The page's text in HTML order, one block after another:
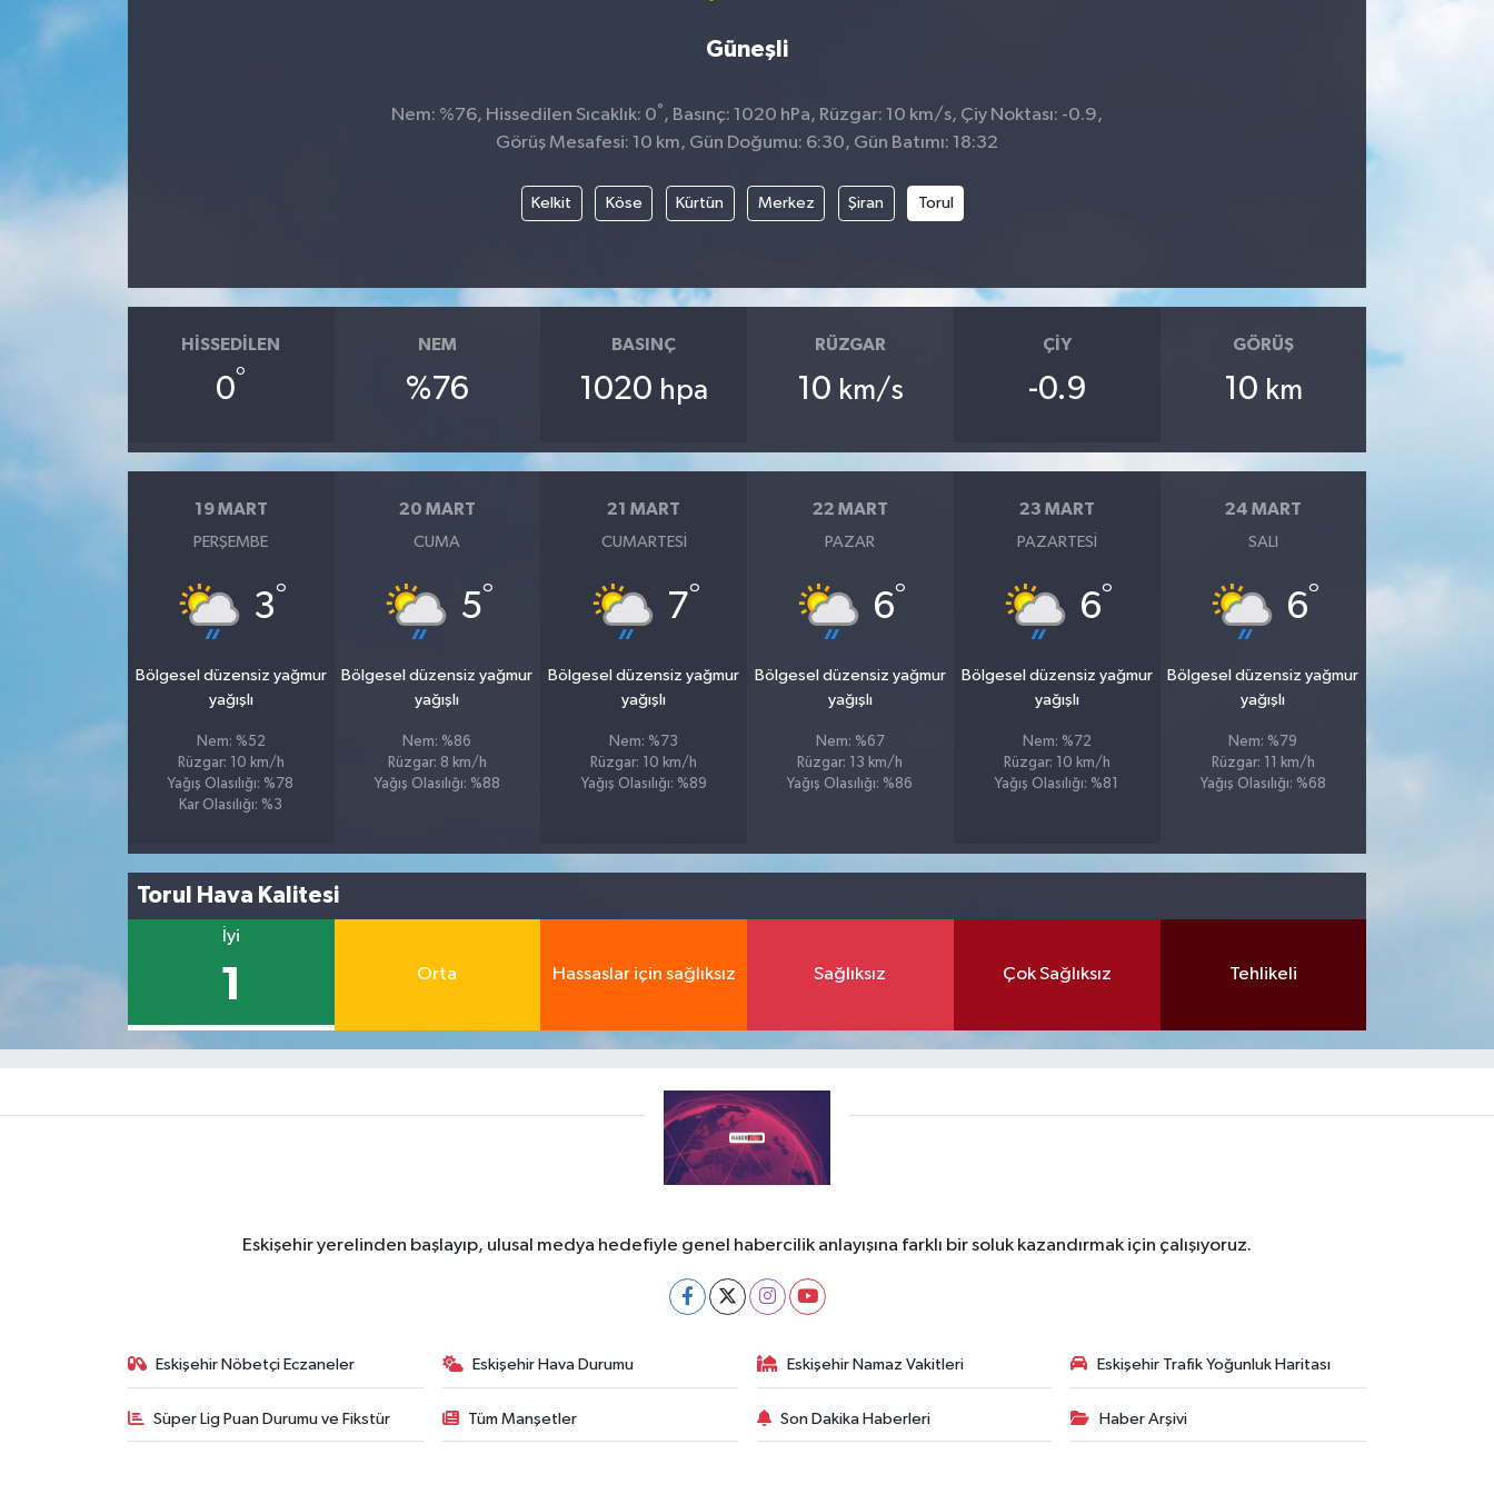
Güneşli
Nem: %76, Hissedilen Sıcaklık: 0° , Basınç: 1020 hPa, Rüzgar: 10 km/s, Çiy Noktası: -0.9,
Görüş Mesafesi: 10 km, Gün Doğumu: 6:30, Gün Batımı: 18:32
Kelkit Köse Kürtün Merkez Şiran Torul
HISSEDILEN
0°
NEM
%76
BASINÇ
1020 hpa
RÜZGAR
10 km/s
ÇIY
-0.9
GÖRÜŞ
10 km
19 MART
PERŞEMBE
3°
Bölgesel düzensiz yağmur
yağışlı
Nem: %52
Rüzgar: 10 km/h
Yağış Olasılığı: %78
Kar Olasılığı: %3
20 MART
CUMA
5°
Bölgesel düzensiz yağmur
yağışlı
Nem: %86
Rüzgar: 8 km/h
Yağış Olasılığı: %88
21 MART
CUMARTESI
7°
Bölgesel düzensiz yağmur
yağışlı
Nem: %73
Rüzgar: 10 km/h
Yağış Olasılığı: %89
22 MART
PAZAR
6°
Bölgesel düzensiz yağmur
yağışlı
Nem: %67
Rüzgar: 13 km/h
Yağış Olasılığı: %86
23 MART
PAZARTESI
6°
Bölgesel düzensiz yağmur
yağışlı
Nem: %72
Rüzgar: 10 km/h
Yağış Olasılığı: %81
24 MART
SALI
6°
Bölgesel düzensiz yağmur
yağışlı
Nem: %79
Rüzgar: 11 km/h
Yağış Olasılığı: %68
Torul Hava Kalitesi
İyi
1 Orta Hassaslar için sağlıksız Sağlıksız Çok Sağlıksız Tehlikeli
Eskişehir yerelinden başlayıp, ulusal medya hedefiyle genel habercilik anlayışına farklı bir soluk kazandırmak için çalışıyoruz.
Eskişehir Nöbetçi Eczaneler Eskişehir Hava Durumu Eskişehir Namaz Vakitleri Eskişehir Trafik Yoğunluk Haritası
Süper Lig Puan Durumu ve Fikstür Tüm Manşetler Son Dakika Haberleri Haber Arşivi